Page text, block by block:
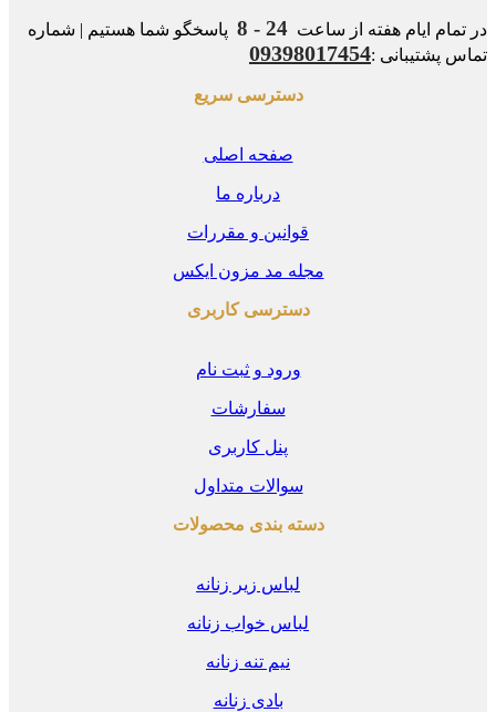
ایام هفته از ساعت24 - 8
پاسخگو شما هستیم | شماره
پشتیبانی :09398017454
دسترسی سریع
صفحه اصلی
درباره ما
قوانین و مقررات
مجله مد مزون ایکس
دسترسی کاربری
ورود و ثبت نام
سفارشات
پنل کاربری
سوالات متداول
دسته بندی محصولات
لباس زیر زنانه
لباس خواب زنانه
نیم تنه زنانه
بادی زنانه